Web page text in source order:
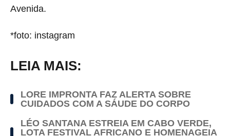
Avenida.
*foto: instagram
LEIA MAIS:
LORE IMPRONTA FAZ ALERTA SOBRE
CUIDADOS COM A SÁUDE DO CORPO
LÉO SANTANA ESTREIA EM CABO VERDE,
LOTA FESTIVAL AFRICANO E HOMENAGEIA